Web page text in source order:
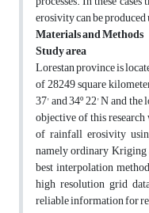
erosivity can be
Materials and Methods
Study area
Lorestan province is
of 28249 square
37' and 34º 22' N and the
objective of this
of rainfall erosivity
namely ordinary
best interpolation
high resolution grid
reliable information for